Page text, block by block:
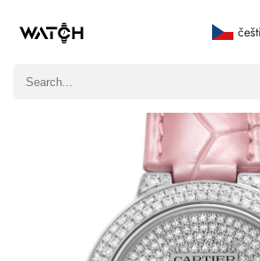
Napsat recenzi
Pouze zákazníci, kteří zakoupili tuto